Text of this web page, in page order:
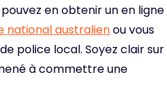
en obtenir un en ligne
national australienou vous
police local. Soyez clair sur
à commettre une